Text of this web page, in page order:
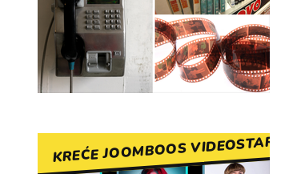
KREĆE JOOMBOOS VIDEOSTAR